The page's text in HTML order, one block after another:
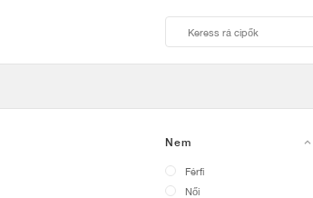
Nem
Férfi
Női